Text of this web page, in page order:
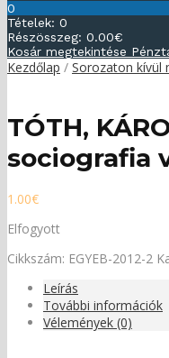
0
Tételek: 0
Részösszeg: 0.00€
Kosár megtekintése
Kezdőlap / Sorozaton kívül
TÓTH,
sociografia
1.00€
Elfogyott
Cikkszám: EGYEB-2012-2
Leírás
További információk
Vélemények (0)